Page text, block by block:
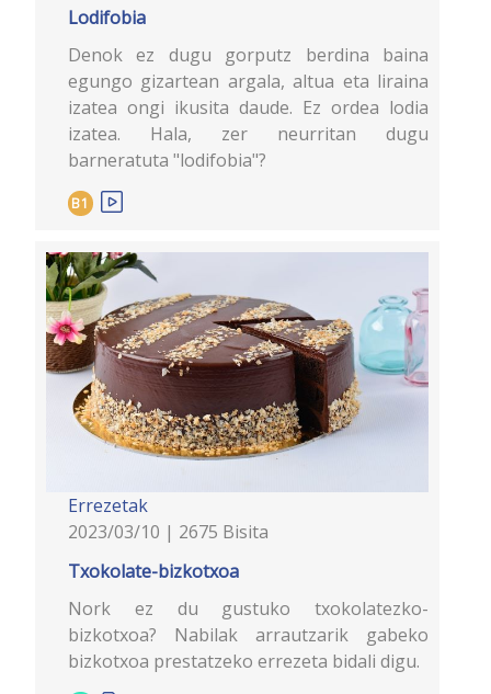
Lodifobia
Denok ez dugu gorputz berdina baina
egungo gizartean argala, altua eta liraina
izatea ongi ikusita daude. Ez ordea lodia
izatea. Hala, zer neurritan dugu
barneratuta "lodifobia"?
B1
Errezetak
2023/03/10 | 2675 Bisita
Txokolate-bizkotxoa
Nork ez du gustuko txokolatezko-
bizkotxoa? Nabilak arrautzarik gabeko
bizkotxoa prestatzeko errezeta bidali digu.